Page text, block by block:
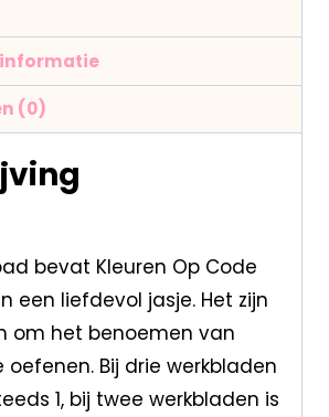
(0)
bevat Kleuren Op Code
een liefdevol jasje. Het zijn
om het benoemen van
oefenen. Bij drie werkbladen
1, bij twee werkbladen is